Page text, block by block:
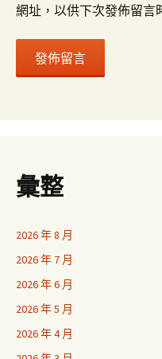
網址，以供下次發佈留言
彙整
2026 年 8 月
2026 年 7 月
2026 年 6 月
2026 年 5 月
2026 年 4 月